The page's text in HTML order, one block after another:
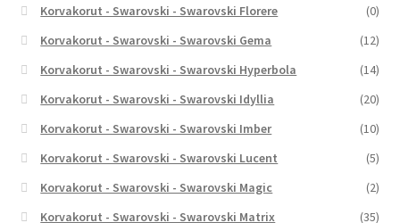
Korvakorut - Swarovski - Swarovski Florere
(0)
Korvakorut - Swarovski - Swarovski Gema
(12)
Korvakorut - Swarovski - Swarovski Hyperbola
(14)
Korvakorut - Swarovski - Swarovski Idyllia
(20)
Korvakorut - Swarovski - Swarovski Imber
(10)
Korvakorut - Swarovski - Swarovski Lucent
(5)
Korvakorut - Swarovski - Swarovski Magic
(2)
Korvakorut - Swarovski - Swarovski Matrix
(35)